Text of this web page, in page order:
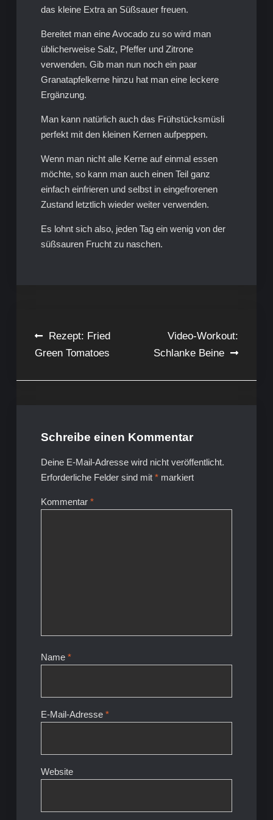
das kleine Extra an Süßsauer freuen.
Bereitet man eine Avocado zu so wird man
üblicherweise Salz, Pfeffer und Zitrone
verwenden. Gib man nun noch ein paar
Granatapfelkerne hinzu hat man eine leckere
Ergänzung.
Man kann natürlich auch das Frühstücksmüsli
perfekt mit den kleinen Kernen aufpeppen.
Wenn man nicht alle Kerne auf einmal essen
möchte, so kann man auch einen Teil ganz
einfach einfrieren und selbst in eingefrorenen
Zustand letztlich wieder weiter verwenden.
Es lohnt sich also, jeden Tag ein wenig von der
süßsauren Frucht zu naschen.
Beitragsnavigation
Rezept: Fried
Green Tomatoes
Video-Workout:
Schlanke Beine
Schreibe einen Kommentar
Deine E-Mail-Adresse wird nicht veröffentlicht.
Erforderliche Felder sind mit *markiert
Kommentar *
Name *
E-Mail-Adresse *
Website